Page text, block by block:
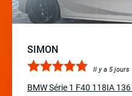
SIMON
Il y a 5 jours
BMW Série 1 F40 118IA 136